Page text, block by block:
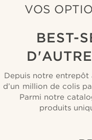
VOS
BEST-
Depuis notre entrepôt
d’un million de colis
Parmi notre
produits